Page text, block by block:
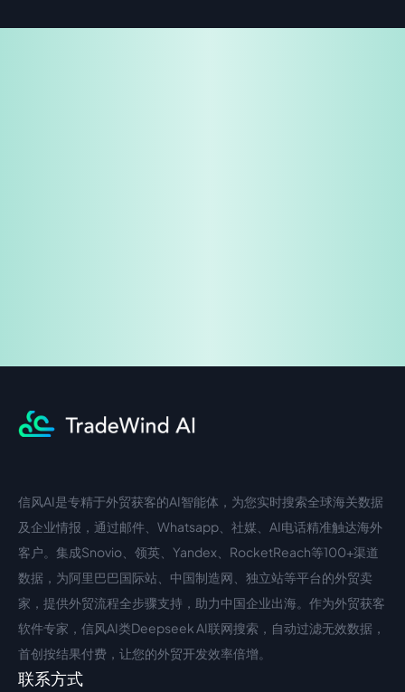
中文入口
信风AI是专精于外贸获客的AI智能体，为您实时搜索全球海关数据
及企业情报，通过邮件、Whatsapp、社媒、AI电话精准触达海外
客户。集成Snovio、领英、Yandex、RocketReach等100+渠道
数据，为阿里巴巴国际站、中国制造网、独立站等平台的外贸卖
家，提供外贸流程全步骤支持，助力中国企业出海。作为外贸获客
软件专家，信风AI类Deepseek AI联网搜索，自动过滤无效数据，
首创按结果付费，让您的外贸开发效率倍增。
联系方式